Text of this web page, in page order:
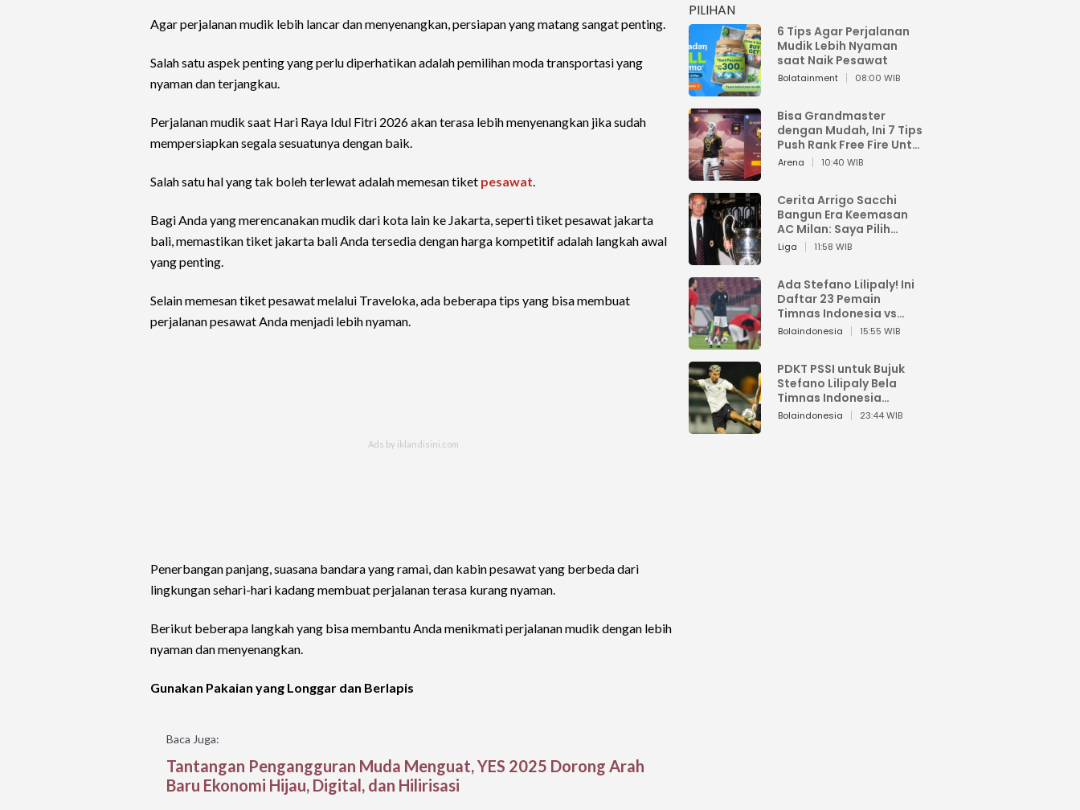
Agar perjalanan mudik lebih lancar dan menyenangkan, persiapan yang matang sangat penting.
Salah satu aspek penting yang perlu diperhatikan adalah pemilihan moda transportasi yang
nyaman dan terjangkau.
Perjalanan mudik saat Hari Raya Idul Fitri 2026 akan terasa lebih menyenangkan jika sudah
mempersiapkan segala sesuatunya dengan baik.
Salah satu hal yang tak boleh terlewat adalah memesan tiket pesawat.
Bagi Anda yang merencanakan mudik dari kota lain ke Jakarta, seperti tiket pesawat jakarta
bali, memastikan tiket jakarta bali Anda tersedia dengan harga kompetitif adalah langkah awal
yang penting.
Selain memesan tiket pesawat melalui Traveloka, ada beberapa tips yang bisa membuat
perjalanan pesawat Anda menjadi lebih nyaman.
Penerbangan panjang, suasana bandara yang ramai, dan kabin pesawat yang berbeda dari
lingkungan sehari-hari kadang membuat perjalanan terasa kurang nyaman.
Berikut beberapa langkah yang bisa membantu Anda menikmati perjalanan mudik dengan lebih
nyaman dan menyenangkan.
Gunakan Pakaian yang Longgar dan Berlapis
Baca Juga:
Tantangan Pengangguran Muda Menguat, YES 2025 Dorong Arah
Baru Ekonomi Hijau, Digital, dan Hilirisasi
PILIHAN
6 Tips Agar Perjalanan
Mudik Lebih Nyaman
saat Naik Pesawat
Bolatainment 08:00 WIB
Bisa Grandmaster
dengan Mudah, Ini 7 Tips
Push Rank Free Fire Untuk
Pemula
Arena 10:40 WIB
Cerita Arrigo Sacchi
Bangun Era Keemasan
AC Milan: Saya Pilih
Pemain dari Isi Otaknya
Liga 11:58 WIB
Ada Stefano Lilipaly! Ini
Daftar 23 Pemain
Timnas Indonesia vs
China
Bolaindonesia 15:55 WIB
PDKT PSSI untuk Bujuk
Stefano Lilipaly Bela
Timnas Indonesia
Berakhir Berantakan
Bolaindonesia 23:44 WIB